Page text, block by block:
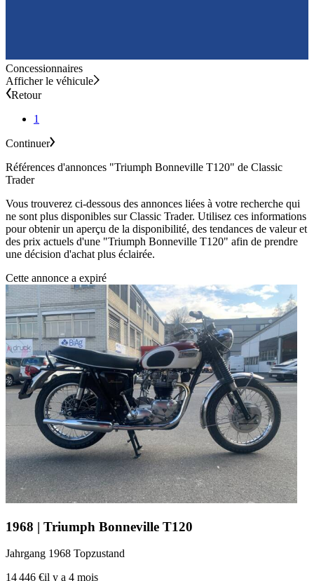
Concessionnaires
Afficher le véhicule
Retour
1
Continuer
Références d'annonces "Triumph Bonneville T120" de Classic
Trader
Vous trouverez ci-dessous des annonces liées à votre recherche qui
ne sont plus disponibles sur Classic Trader. Utilisez ces informations
pour obtenir un aperçu de la disponibilité, des tendances de valeur et
des prix actuels d'une "Triumph Bonneville T120" afin de prendre
une décision d'achat plus éclairée.
Cette annonce a expiré
1968 | Triumph Bonneville T120
Jahrgang 1968 Topzustand
14 446 €il y a 4 mois